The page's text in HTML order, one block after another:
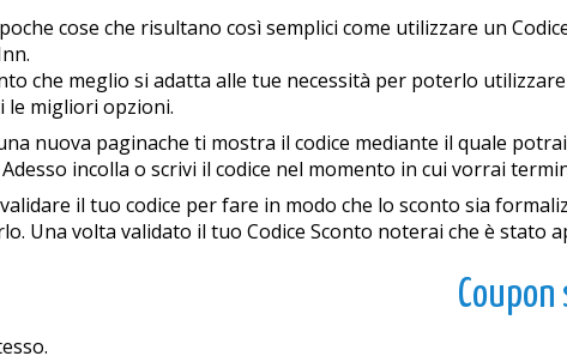
cose che risultano così semplici come utilizzare un
che meglio si adatta alle tue necessità per poterlo
le migliori opzioni.
nuova paginache ti mostra il codice mediante il quale
incolla o scrivi il codice nel momento in cui vorrai
il tuo codice per fare in modo che lo sconto sia
Una volta validato il tuo Codice Sconto noterai che è
Coupon